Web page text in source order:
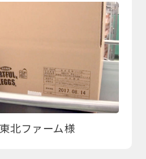
北ファーム様